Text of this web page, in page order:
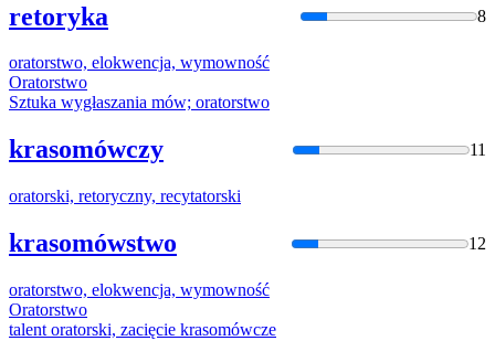
retoryka 8
oratorstwo, elokwencja, wymowność
Oratorstwo
Sztuka wygłaszania mów; oratorstwo
krasomówczy 11
oratorski, retoryczny, recytatorski
krasomówstwo 12
oratorstwo, elokwencja, wymowność
Oratorstwo
talent oratorski, zacięcie krasomówcze